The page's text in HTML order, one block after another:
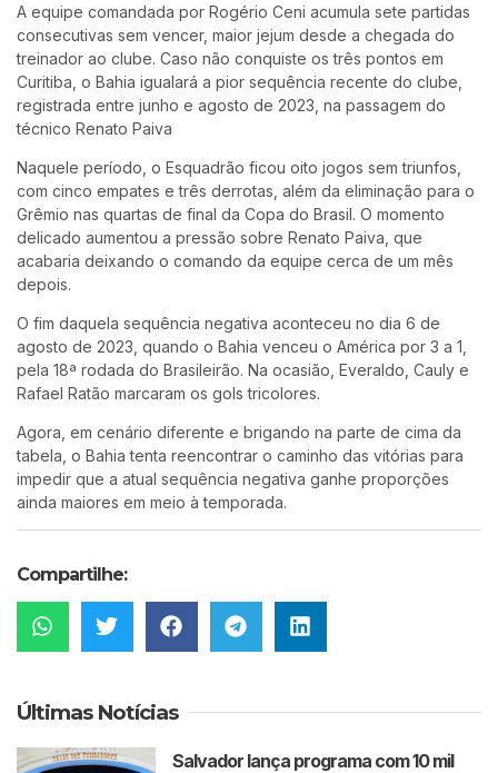
A equipe comandada por Rogério Ceni acumula sete partidas
consecutivas sem vencer, maior jejum desde a chegada do
treinador ao clube. Caso não conquiste os três pontos em
Curitiba, o Bahia igualará a pior sequência recente do clube,
registrada entre junho e agosto de 2023, na passagem do
técnico Renato Paiva
Naquele período, o Esquadrão ficou oito jogos sem triunfos,
com cinco empates e três derrotas, além da eliminação para o
Grêmio nas quartas de final da Copa do Brasil. O momento
delicado aumentou a pressão sobre Renato Paiva, que
acabaria deixando o comando da equipe cerca de um mês
depois.
O fim daquela sequência negativa aconteceu no dia 6 de
agosto de 2023, quando o Bahia venceu o América por 3 a 1,
pela 18ª rodada do Brasileirão. Na ocasião, Everaldo Cauly e
Rafael Ratão marcaram os gols tricolores.
Agora, em cenário diferente e brigando na parte de cima da
tabela, o Bahia tenta reencontrar o caminho das vitórias para
impedir que a atual sequência negativa ganhe proporções
ainda maiores em meio à temporada.
Compartilhe:
Últimas Notícias
Salvador lança programa com 10 mil